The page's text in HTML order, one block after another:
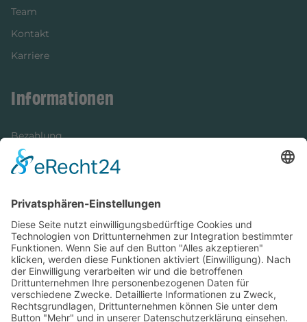
Team
Kontakt
Karriere
Informationen
Bezahlung
Newsletter
Versandinformationen
Verfügbarkeit/Verträglichkeit
Rechtliches
Widerrufsrecht und Widerrufsformular
Impressum